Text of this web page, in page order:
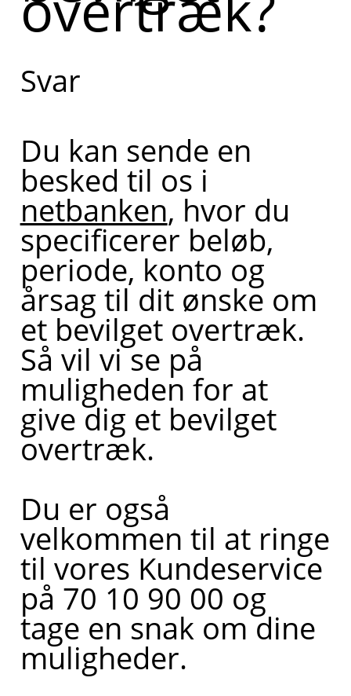
Svar
Du kan sende en
besked til os i
netbanken, hvor du
specificerer beløb,
periode, konto og
årsag til dit ønske om
et bevilget overtræk.
Så vil vi se på
muligheden for at
give dig et bevilget
overtræk.
Du er også
velkommen til at ringe
til vores Kundeservice
på 70 10 90 00 og
tage en snak om dine
muligheder.